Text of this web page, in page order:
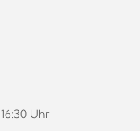
Uhr